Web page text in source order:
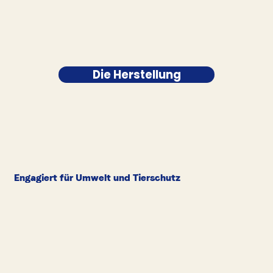
Die Herstellung
Engagiert für Umwelt und Tierschutz